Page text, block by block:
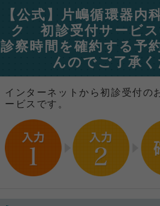
【公式】片嶋循環器内
ク 初診受付サービ
診察時間を確約する予
んのでご了承く
インターネットから初診受付の
ービスです。